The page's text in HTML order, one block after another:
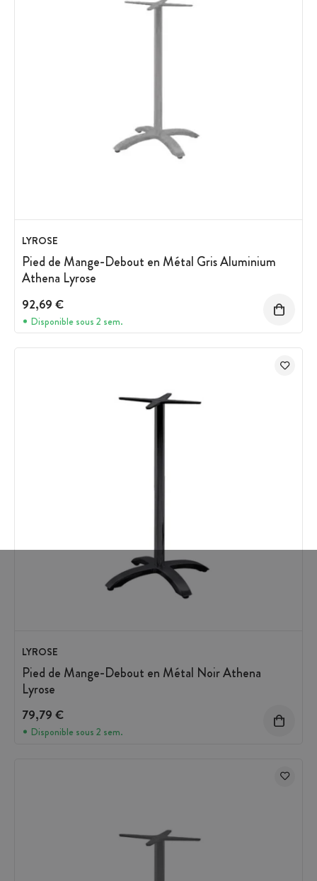
LYROSE
Pied de Mange-Debout en Métal Gris Aluminium
Athena Lyrose
92,69 €
Disponible sous 2 sem.
LYROSE
Pied de Mange-Debout en Métal Noir Athena
Lyrose
79,79 €
Disponible sous 2 sem.